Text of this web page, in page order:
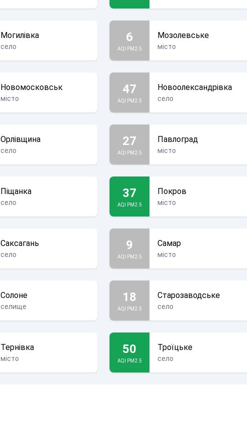
Могилівка
село
6
AQI PM2.5
Мозолевське
місто
Новомосковськ
місто
47
AQI PM2.5
Новоолександрівка
село
Орлівщина
село
27
AQI PM2.5
Павлоград
місто
Піщанка
село
37
AQI PM2.5
Покров
місто
Саксагань
село
9
AQI PM2.5
Самар
місто
Солоне
селище
18
AQI PM2.5
Старозаводське
село
Тернівка
місто
50
AQI PM2.5
Троїцьке
село